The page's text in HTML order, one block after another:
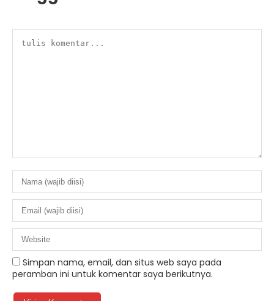
Simpan nama, email, dan situs web saya pada
peramban ini untuk komentar saya berikutnya.